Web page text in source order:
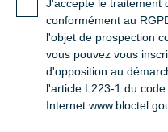
J'accepte le traitement
conformément au
l'objet de prospection
vous pouvez vous
d'opposition au
l'article L223-1 du
Internet